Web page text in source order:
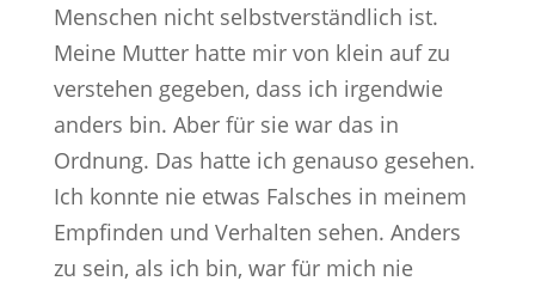
Menschen nicht selbstverständlich ist.
Meine Mutter hatte mir von klein auf zu
verstehen gegeben, dass ich irgendwie
anders bin. Aber für sie war das in
Ordnung. Das hatte ich genauso gesehen.
Ich konnte nie etwas Falsches in meinem
Empfinden und Verhalten sehen. Anders
zu sein, als ich bin, war für mich nie